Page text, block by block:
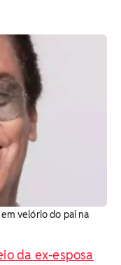
velório do pai na
da ex-esposa